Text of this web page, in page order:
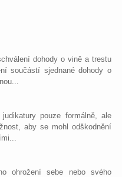
dohody o vině a trestu
součástí sjednané dohody o
pouze formálně, ale
aby se mohl odškodnění
ohrožení sebe nebo svého